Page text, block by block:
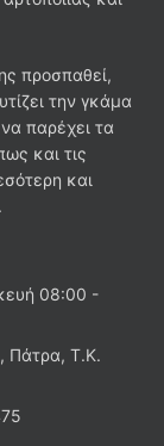
προσπαθεί,
την γκάμα
παρέχει τα
και τις
και
08:00 -
Πάτρα, Τ.Κ.